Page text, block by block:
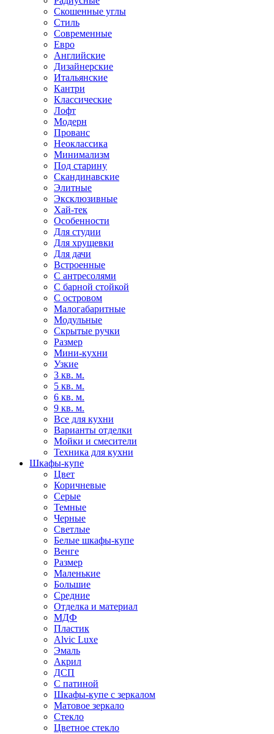
Скошенные углы
Стиль
Современные
Евро
Английские
Дизайнерские
Итальянские
Кантри
Классические
Лофт
Модерн
Прованс
Неоклассика
Минимализм
Под старину
Скандинавские
Элитные
Эксклюзивные
Хай-тек
Особенности
Для студии
Для хрущевки
Для дачи
Встроенные
С антресолями
С барной стойкой
С островом
Малогабаритные
Модульные
Скрытые ручки
Размер
Мини-кухни
Узкие
3 кв. м.
5 кв. м.
6 кв. м.
9 кв. м.
Все для кухни
Варианты отделки
Мойки и смесители
Техника для кухни
Шкафы-купе
Цвет
Коричневые
Серые
Темные
Черные
Светлые
Белые шкафы-купе
Венге
Размер
Маленькие
Большие
Средние
Отделка и материал
МДФ
Пластик
Alvic Luxe
Эмаль
Акрил
ДСП
С патиной
Шкафы-купе с зеркалом
Матовое зеркало
Стекло
Цветное стекло